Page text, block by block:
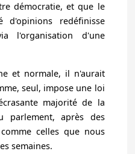
démocratie, et que le
d'opinions redéfinisse
l'organisation d'une
et normale, il n'aurait
seul, impose une loi
majorité de la
parlement, après des
celles que nous
semaines.